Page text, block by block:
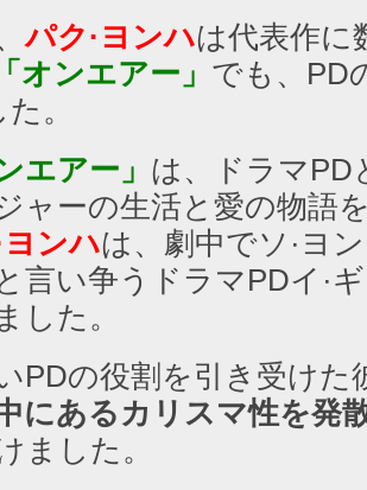
パク·ヨンハは代表作に
「オンエアー」 でも、PD
。
エアー」 は、ドラマPD
ャーの生活と愛の物語
ヨンハは、劇中でソ·ヨ
言い争うドラマPDイ·
した。
PDの役割を引き受けた
にあるカリスマ性を発
ました。